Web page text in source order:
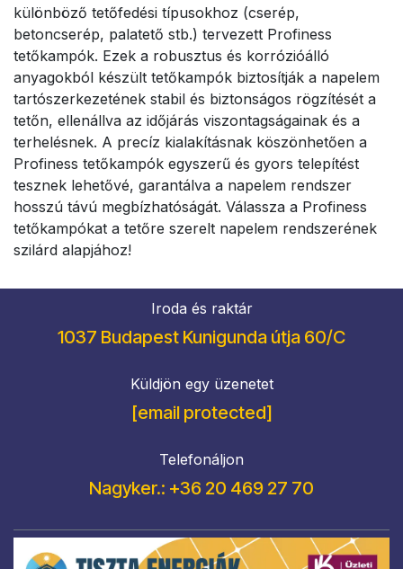
különböző tetőfedési típusokhoz (cserép,
betoncserép, palatető stb.) tervezett Profiness
tetőkampók. Ezek a robusztus és korrózióálló
anyagokból készült tetőkampók biztosítják a napelem
tartószerkezetének stabil és biztonságos rögzítését a
tetőn, ellenállva az időjárás viszontagságainak és a
terhelésnek. A precíz kialakításnak köszönhetően a
Profiness tetőkampók egyszerű és gyors telepítést
tesznek lehetővé, garantálva a napelem rendszer
hosszú távú megbízhatóságát. Válassza a Profiness
tetőkampókat a tetőre szerelt napelem rendszerének
szilárd alapjához!
Iroda és raktár
1037 Budapest Kunigunda útja 60/C
Küldjön egy üzenetet
[email protected]
Telefonáljon
Nagyker.: +36 20 469 27 70